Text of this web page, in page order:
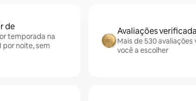
de
temporada na
por noite, sem
Avaliações
Mais de 530
você a escolher